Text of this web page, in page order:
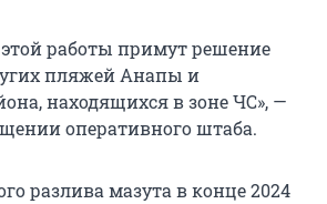
этой работы примут решение
пляжей Анапы и
находящихся в зоне ЧС», —
оперативного штаба.
разлива мазута в конце 2024